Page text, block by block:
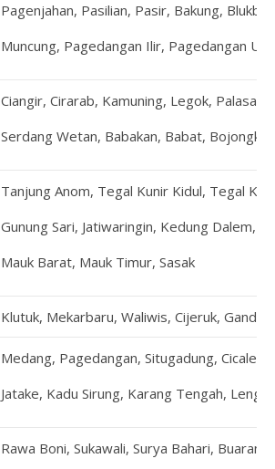
Pagenjahan, Pasilian, Pasir, Bakung,
Muncung, Pagedangan Ilir, Pagedangan
Ciangir, Cirarab, Kamuning, Legok, Palasari,
Serdang Wetan, Babakan, Babat,
Tanjung Anom, Tegal Kunir Kidul, Tegal
Gunung Sari, Jatiwaringin, Kedung Dalem,
Mauk Barat, Mauk Timur, Sasak
Klutuk, Mekarbaru, Waliwis, Cijeruk,
Medang, Pagedangan, Situgadung,
Jatake, Kadu Sirung, Karang Tengah,
Rawa Boni, Sukawali, Surya Bahari, Buaran